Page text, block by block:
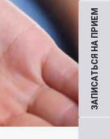
ЗАПИСАТЬСЯ НА ПРИЕМ